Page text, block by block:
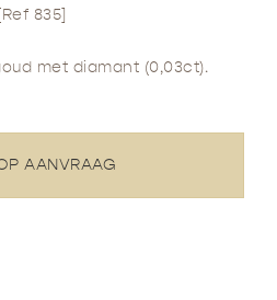
[Ref 835]
met diamant (0,03ct).
AANVRAAG